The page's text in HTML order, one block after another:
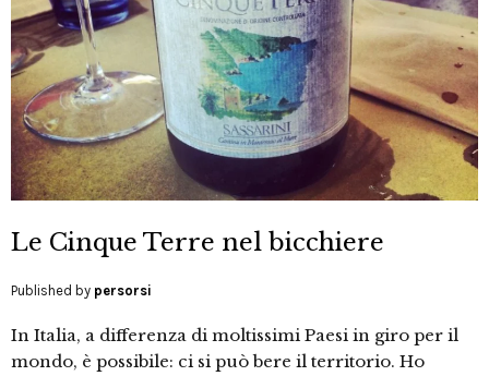
Le Cinque Terre nel bicchiere
Published by persorsi
In Italia, a differenza di moltissimi Paesi in giro per il
mondo, è possibile: ci si può bere il territorio. Ho